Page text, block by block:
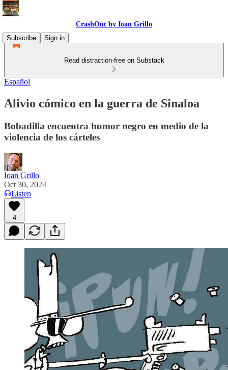
CrashOut by Ioan Grillo
Subscribe
Sign in
Read distraction-free on Substack
Español
Alivio cómico en la guerra de Sinaloa
Bobadilla encuentra humor negro en medio de la
violencia de los cárteles
Ioan Grillo
Oct 30, 2024
Listen
4